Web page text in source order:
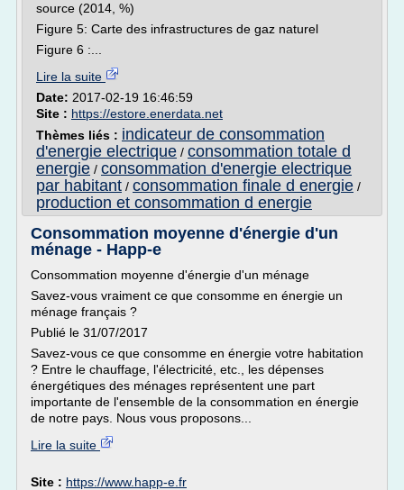
source (2014, %)
Figure 5: Carte des infrastructures de gaz naturel
Figure 6 :...
Lire la suite
Date: 2017-02-19 16:46:59
Site : https://estore.enerdata.net
Thèmes liés : indicateur de consommation
d'energie electrique / consommation totale d
energie / consommation d'energie electrique
par habitant / consommation finale d energie /
production et consommation d energie
Consommation moyenne d'énergie d'un
ménage - Happ-e
Consommation moyenne d'énergie d'un ménage
Savez-vous vraiment ce que consomme en énergie un
ménage français ?
Publié le 31/07/2017
Savez-vous ce que consomme en énergie votre habitation
? Entre le chauffage, l'électricité, etc., les dépenses
énergétiques des ménages représentent une part
importante de l'ensemble de la consommation en énergie
de notre pays. Nous vous proposons...
Lire la suite
Site : https://www.happ-e.fr